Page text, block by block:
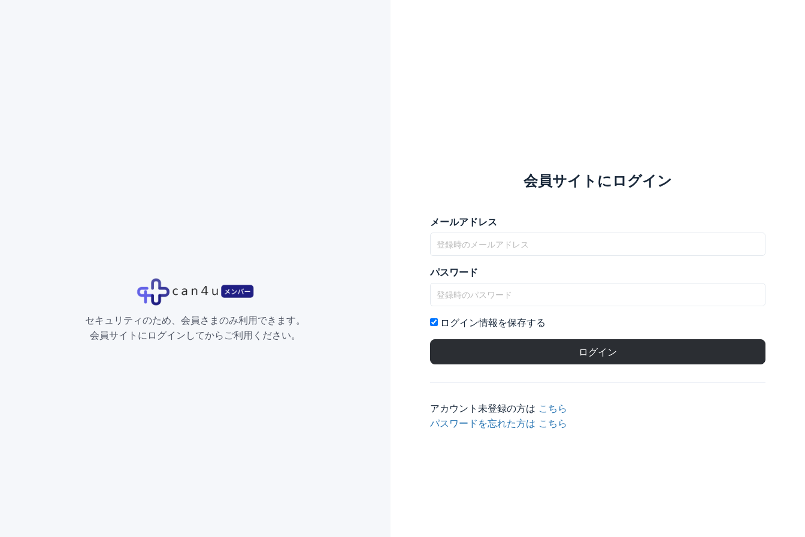
セキュリティのため、会員さまのみ利用できます。
会員サイトにログインしてからご利用ください。
会員サイトにログイン
メールアドレス
パスワード
ログイン情報を保存する
アカウント未登録の方は こちら
パスワードを忘れた方は こちら